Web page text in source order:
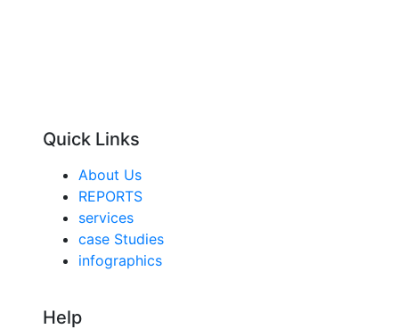
Quick Links
About Us
REPORTS
services
case Studies
infographics
Help